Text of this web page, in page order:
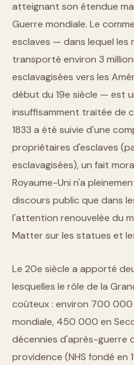
atteignant son étendue
Guerre mondiale. Le
esclaves — dans lequel les
transporté environ 3
esclavagisées vers les
début du 19e siècle — est
insuffisamment traitée de
1833 a été suivie d'une
propriétaires d'esclaves
esclavagisées), un fait
Royaume-Uni n'a
discours public que dans
l'attention renouvelée du
Matter sur les statues et
Le 20e siècle a apporté
lesquelles le rôle de la
coûteux : environ 700 000
mondiale, 450 000 en
décennies d'après-guerre
providence (NHS fondé en